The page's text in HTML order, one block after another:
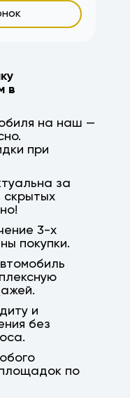
в
на наш —
при
за
скрытых
3-х
покупки.
и
без
по